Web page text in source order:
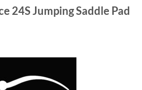
24S Jumping Saddle Pad